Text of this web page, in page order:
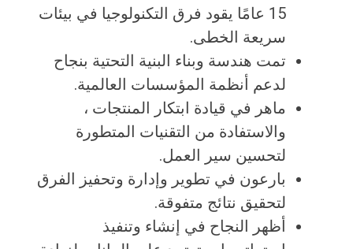
15 عامًا يقود فرق التكنولوجيا في بيئات
سريعة الخطى.
تمت هندسة وبناء البنية التحتية بنجاح
لدعم أنظمة المؤسسات العالمية.
ماهر في قيادة ابتكار المنتجات ،
والاستفادة من التقنيات المتطورة
لتحسين سير العمل.
بارعون في تطوير وإدارة وتحفيز الفرق
لتحقيق نتائج متفوقة.
أظهر النجاح في إنشاء وتنفيذ